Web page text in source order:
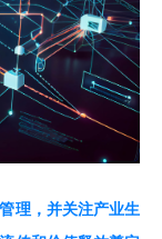
理，并关注产业生